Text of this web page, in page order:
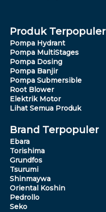
Produk Terpopuler
Pompa Hydrant
Pompa MultiStages
Pompa Dosing
Pompa Banjir
Pompa Submersible
Root Blower
Elektrik Motor
Lihat Semua Produk
Brand Terpopuler
Ebara
Torishima
Grundfos
Tsurumi
Shinmaywa
Oriental Koshin
Pedrollo
Seko